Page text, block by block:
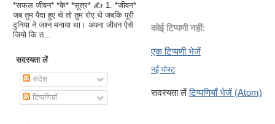
*सफल जीवन* *के* *सूत्र* ✍ 1. *जीवन*
जब तुम पैदा हुए थे तो तुम रोए थे जबकि पूरी
दुनिया ने जश्न मनाया था। अपना जीवन ऐसे
जियो कि त...
सदस्यता लें
संदेश
टिप्पणियाँ
कोई टिप्पणी नहीं:
एक टिप्पणी भेजें
नई पोस्ट
सदस्यता लेंटिप्पणियाँ भेजें (Atom)